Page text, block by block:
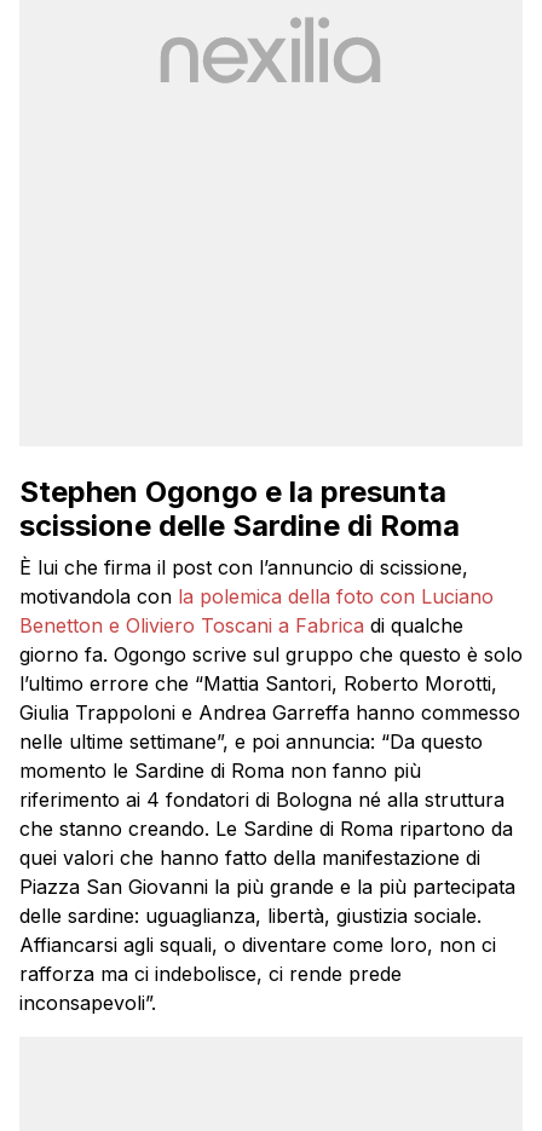
Stephen Ogongo e la presunta
scissione delle Sardine di Roma
È lui che firma il post con l’annuncio di scissione,
motivandola con la polemica della foto con Luciano
Benetton e Oliviero Toscani a Fabrica di qualche
giorno fa. Ogongo scrive sul gruppo che questo è solo
l’ultimo errore che “Mattia Santori, Roberto Morotti,
Giulia Trappoloni e Andrea Garreffa hanno commesso
nelle ultime settimane”, e poi annuncia: “Da questo
momento le Sardine di Roma non fanno più
riferimento ai 4 fondatori di Bologna né alla struttura
che stanno creando. Le Sardine di Roma ripartono da
quei valori che hanno fatto della manifestazione di
Piazza San Giovanni la più grande e la più partecipata
delle sardine: uguaglianza, libertà, giustizia sociale.
Affiancarsi agli squali, o diventare come loro, non ci
rafforza ma ci indebolisce, ci rende prede
inconsapevoli”.